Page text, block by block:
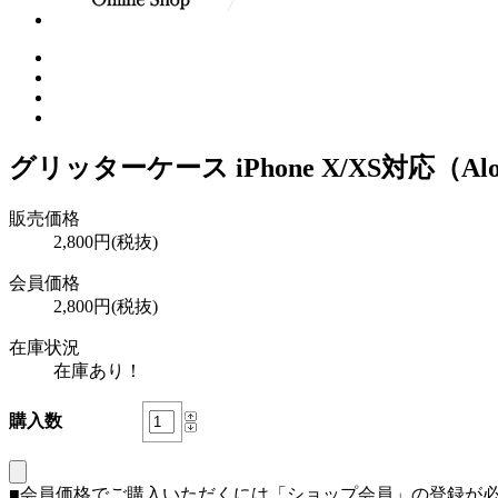
グリッターケース iPhone X/XS対応（
販売価格
2,800円(税抜)
会員価格
2,800円(税抜)
在庫状況
在庫あり！
購入数
■会員価格でご購入いただくには「ショップ会員」の登録が必